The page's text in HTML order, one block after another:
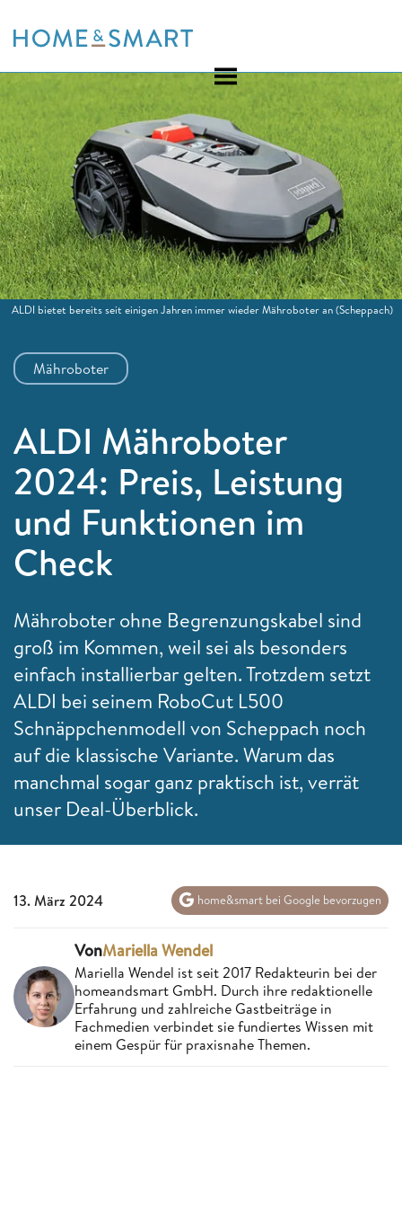
to
Mähroboter
ALDI Mähroboter
2024: Preis, Leistung
und Funktionen im
Check
Mähroboter ohne Begrenzungskabel sind
groß im Kommen, weil sei als besonders
einfach installierbar gelten. Trotzdem setzt
ALDI bei seinem RoboCut L500
Schnäppchenmodell von Scheppach noch
auf die klassische Variante. Warum das
manchmal sogar ganz praktisch ist, verrät
unser Deal-Überblick.
ALDI bietet bereits seit einigen Jahren immer wieder Mähroboter an(Scheppach)
13. März 2024 home&smart bei Google bevorzugen
VonMariella Wendel
Mariella Wendel ist seit 2017 Redakteurin bei der
homeandsmart GmbH. Durch ihre redaktionelle
Erfahrung und zahlreiche Gastbeiträge in
Fachmedien verbindet sie fundiertes Wissen mit
einem Gespür für praxisnahe Themen.